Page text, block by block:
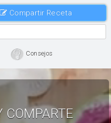
Consejos
COMPARTE
Compartir Receta